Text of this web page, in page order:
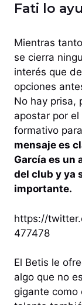
Fati lo
Mientras
se cierra
interés que
opciones
No hay prisa,
apostar por
formativo
mensaje es
García es un
del club y ya
importante.
https://
477478
El Betis le
algo que no
gigante como